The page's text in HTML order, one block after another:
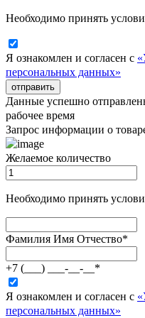
Необходимо принять
Я ознакомлен и согласен с
персональных данных»
отправить
Данные успешно
рабочее время
Запрос информации о
Желаемое количество
Необходимо принять
Фамилия Имя Отчество*
+7 (___) ___-__-__ *
Я ознакомлен и согласен с
персональных данных»